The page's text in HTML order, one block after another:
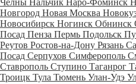
Челны Нальчик Наро-Фоминск
Новгород Новая Москва
Новосибирск Ногинск Обнинск
Посад Пенза Пермь Подольск
Реутов Ростов-на-Дону Рязань
Посад Серпухов Симферополь
Ставрополь Ступино Таганрог
Троицк Тула Тюмень Улан-Удэ